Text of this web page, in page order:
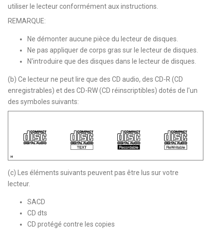
utiliser le lecteur conformément aux instructions.
REMARQUE:
Ne démonter aucune pièce du lecteur de disques.
Ne pas appliquer de corps gras sur le lecteur de disques.
N'introduire que des disques dans le lecteur de disques.
(b) Ce lecteur ne peut lire que des CD audio, des CD-R (CD
enregistrables) et des CD-RW (CD réinscriptibles) dotés de l'un
des symboles suivants:
(c) Les éléments suivants peuvent pas être lus sur votre
lecteur.
SACD
CD dts
CD protégé contre les copies